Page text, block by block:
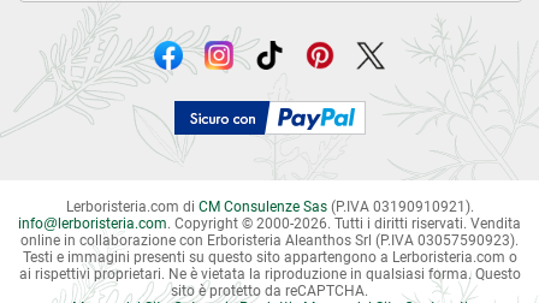
Lerboristeria.com di CM Consulenze Sas(P.IVA 03190910921).
info@ lerboristeria.com. Copyright © 2000-2026. Tutti i diritti riservati. Vendita
online in collaborazione con Erboristeria Aleanthos Srl (P.IVA 03057590923).
Testi e immagini presenti su questo sito appartengono a Lerboristeria.com o
ai rispettivi proprietari. Ne è vietata la riproduzione in qualsiasi forma. Questo
sito è protetto da reCAPTCHA.